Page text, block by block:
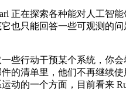
正在探索各种能对人工智
也只能回答一些可观测的
行动干预某个系统，你会
的清单里，他们不再继续
的一个方面，目前看来